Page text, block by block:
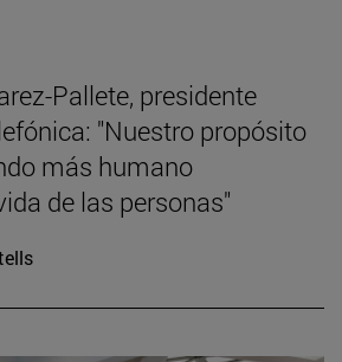
Pallete, presidente
"Nuestro propósito
más humano
de las personas"